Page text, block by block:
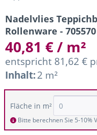
Nadelvlies
Rollenware - 705570
40,81 € / m²
entspricht 81,62 €
Inhalt:2 m²
Fläche in m²
Bitte berechnen Sie 5-10%